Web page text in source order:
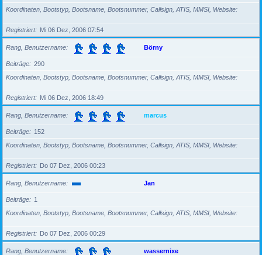
Koordinaten, Bootstyp, Bootsname, Bootsnummer, Callsign, ATIS, MMSI, Website
Registriert Mi 06 Dez, 2006 07:54
Rang, Benutzername Börny
Beiträge
290
Koordinaten, Bootstyp, Bootsname, Bootsnummer, Callsign, ATIS, MMSI, Website
Registriert Mi 06 Dez, 2006 18:49
Rang, Benutzername marcus
Beiträge
152
Koordinaten, Bootstyp, Bootsname, Bootsnummer, Callsign, ATIS, MMSI, Website
Registriert Do 07 Dez, 2006 00:23
Rang, Benutzername Jan
Beiträge
1
Koordinaten, Bootstyp, Bootsname, Bootsnummer, Callsign, ATIS, MMSI, Website
Registriert Do 07 Dez, 2006 00:29
Rang, Benutzername wassernixe